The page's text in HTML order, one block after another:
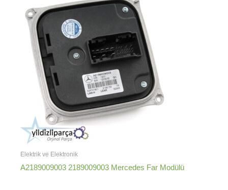
Elektrik ve Elektronik
A2189009003 2189009003 Mercedes Far Modülü